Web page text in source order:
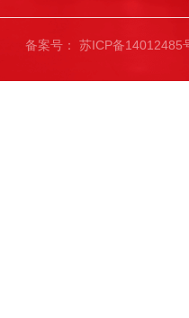
备案号： 苏ICP备14012485